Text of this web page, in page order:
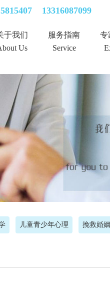
13316087099
于我们
Us
服务指南
Service
专
儿童青少年心理 挽救婚姻